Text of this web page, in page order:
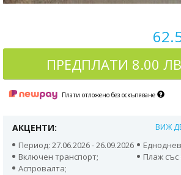
ПРЕДПЛАТИ 8.00
Плати отложено без оскъпяване
АКЦЕНТИ: ВИЖ
Период: 27.06.2026 - 26.09.2026
Включен транспорт;
Плаж със
Аспровалта;